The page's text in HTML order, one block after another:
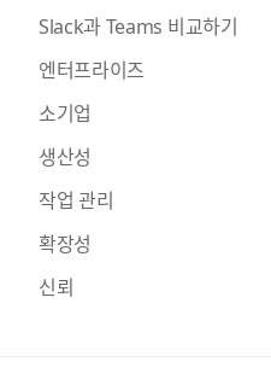
Slack과 Teams 비교하기
엔터프라이즈
소기업
생산성
작업 관리
확장성
신뢰